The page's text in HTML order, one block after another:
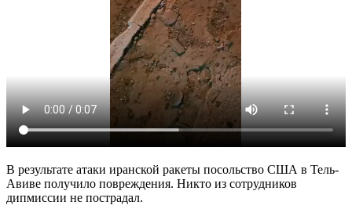
В результате атаки иранской ракеты посольство США в Тель-
Авиве получило повреждения. Никто из сотрудников
дипмиссии не пострадал.